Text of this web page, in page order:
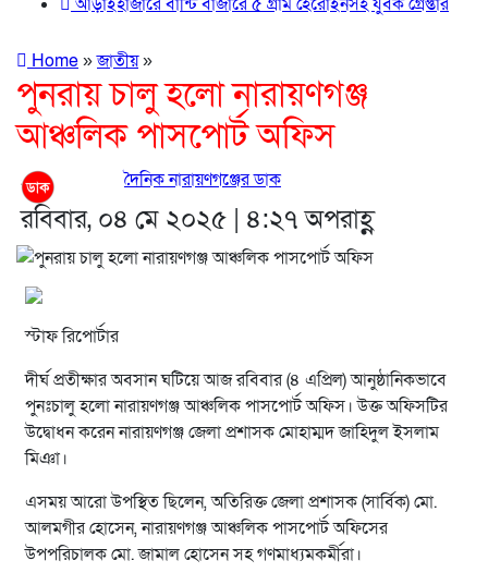
Home»জাতীয়»
পুনরায় চালু হলো নারায়ণগঞ্জ
আঞ্চলিক পাসপোর্ট অফিস
দৈনিক নারায়ণগঞ্জের ডাক
রবিবার, ০৪ মে ২০২৫ | ৪:২৭ অপরাহ্ণ
স্টাফ রিপোর্টার
দীর্ঘ প্রতীক্ষার অবসান ঘটিয়ে আজ রবিবার (৪ এপ্রিল) আনুষ্ঠানিকভাবে
পুনঃচালু হলো নারায়ণগঞ্জ আঞ্চলিক পাসপোর্ট অফিস। উক্ত অফিসটির
উদ্বোধন করেন নারায়ণগঞ্জ জেলা প্রশাসক মোহাম্মদ জাহিদুল ইসলাম
মিঞা।
এসময় আরো উপস্থিত ছিলেন, অতিরিক্ত জেলা প্রশাসক (সার্বিক) মো.
আলমগীর হোসেন, নারায়ণগঞ্জ আঞ্চলিক পাসপোর্ট অফিসের
উপপরিচালক মো. জামাল হোসেন সহ গণমাধ্যমকর্মীরা।